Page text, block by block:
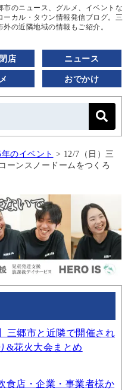
市のニュース、グルメ、イベントな
ーカル・タウン情報発信ブログ。三
の近隣地域の情報もご紹介。
店 ニュース
おでかけ
年のイベント > 12/7（日）三
ーンスノードームをつくろ
三郷市と近隣で開催され
&花火大会まとめ
食店・企業・事業者様か